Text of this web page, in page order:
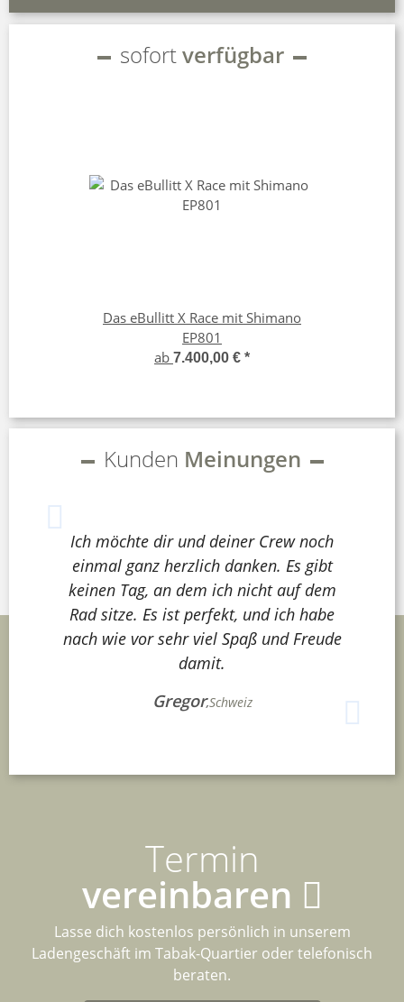
sofortverfügbar
Das eBullitt X Race mit Shimano
EP801
ab 7.400,00 € *
Kunden Meinungen
Ich möchte dir und deiner Crew noch
einmal ganz herzlich danken. Es gibt
keinen Tag, an dem ich nicht auf dem
Rad sitze. Es ist perfekt, und ich habe
nach wie vor sehr viel Spaß und Freude
damit.
Gregor,Schweiz
Termin
vereinbaren
Lasse dich kostenlos persönlich in unserem
Ladengeschäft im Tabak-Quartier oder telefonisch
beraten.